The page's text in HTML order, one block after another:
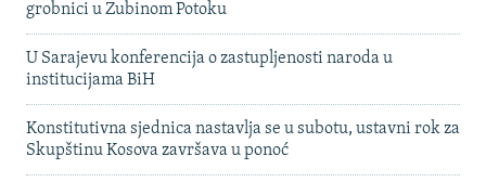
grobnici u Zubinom Potoku
U Sarajevu konferencija o zastupljenosti naroda u
institucijama BiH
Konstitutivna sjednica nastavlja se u subotu, ustavni rok za
Skupštinu Kosova završava u ponoć